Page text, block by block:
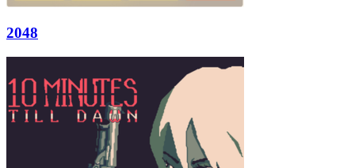
2048